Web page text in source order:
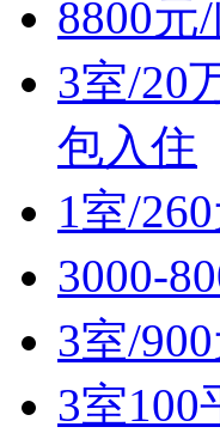
8800元
3室/20
包入住
1室/
3000-
3室/
3室